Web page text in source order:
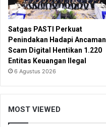
Satgas PASTI Perkuat
Penindakan Hadapi Ancaman
Scam Digital Hentikan 1.220
Entitas Keuangan Ilegal
6 Agustus 2026
MOST VIEWED